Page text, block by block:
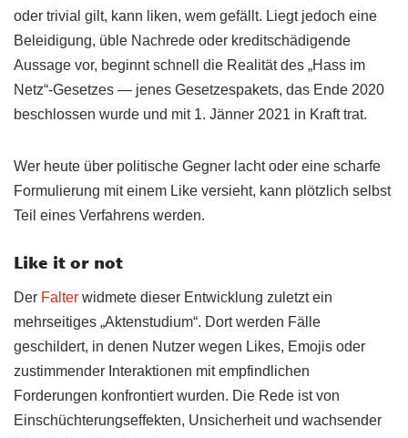
oder trivial gilt, kann liken, wem gefällt. Liegt jedoch eine
Beleidigung, üble Nachrede oder kreditschädigende
Aussage vor, beginnt schnell die Realität des „Hass im
Netz“-Gesetzes — jenes Gesetzespakets, das Ende 2020
beschlossen wurde und mit 1. Jänner 2021 in Kraft trat.
Wer heute über politische Gegner lacht oder eine scharfe
Formulierung mit einem Like versieht, kann plötzlich selbst
Teil eines Verfahrens werden.
Like it or not
Der Falter widmete dieser Entwicklung zuletzt ein
mehrseitiges „Aktenstudium“. Dort werden Fälle
geschildert, in denen Nutzer wegen Likes, Emojis oder
zustimmender Interaktionen mit empfindlichen
Forderungen konfrontiert wurden. Die Rede ist von
Einschüchterungseffekten, Unsicherheit und wachsender